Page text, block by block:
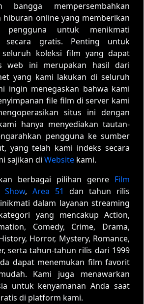
bangga mempersembahkan
online yang memberikan
pengguna untuk menikmati
secara gratis. Penting untuk
koleksi film yang dapat
web ini merupakan hasil dari
yang kami lakukan di seluruh
ingin menegaskan bahwa kami
file film di server kami
situs ini dengan
hanya menyediakan tautan-
pengguna ke sumber
yang telah kami indeks secara
sajikan di Website kami.
berbagai pilihan genre Film
Show, Area 51
dan tahun rilis
dalam layanan streaming
yang mencakup Action,
Comedy, Crime, Drama,
Horror, Mystery, Romance,
serta tahun-tahun rilis dari 1999
dapat menemukan film favorit
Kami juga menawarkan
untuk kenyamanan Anda saat
di platform kami.